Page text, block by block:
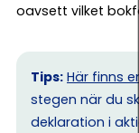
oavsett vilket
Tips: Här finns
stegen när du
deklaration i